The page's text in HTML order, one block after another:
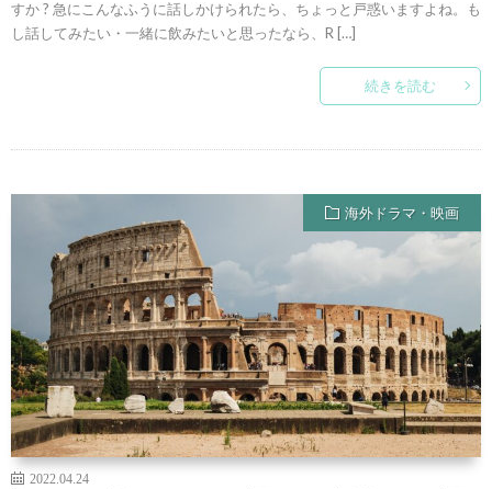
すか ? 急にこんなふうに話しかけられたら、ちょっと戸惑いますよね。も
し話してみたい・一緒に飲みたいと思ったなら、R […]
続きを読む
海外ドラマ・映画
2022.04.24